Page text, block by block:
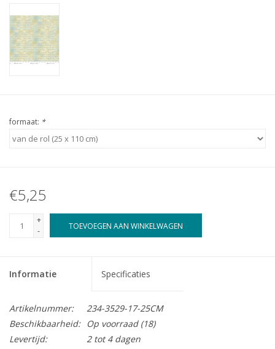
formaat: *
€5,25
+
-
TOEVOEGEN AAN WINKELWAGEN
Informatie Specificaties
Artikelnummer:
234-3529-17-25CM
Beschikbaarheid:
Op voorraad(18)
Levertijd:
2 tot 4 dagen